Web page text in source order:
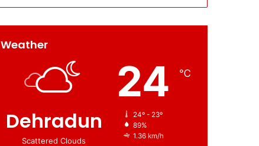
Weather
Dehradun
Scattered Clouds
24 ℃
24º - 23º
89%
1.36 km/h